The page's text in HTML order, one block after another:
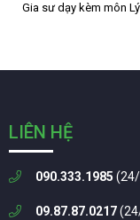
Gia sư dạy kèm môn
LIÊN HỆ
090.333.1985
09.87.87.0217